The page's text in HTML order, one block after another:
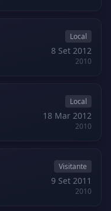
Local
8 Set 2012
2010
Local
18 Mar 2012
2010
Visitante
9 Set 2011
2010